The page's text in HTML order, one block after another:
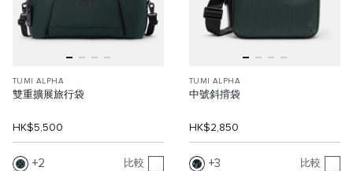
TUMI ALPHA
雙重擴展旅行袋
HK$5,500
2 比較
TUMI ALPHA
中號斜揹袋
HK$2,850
3 比較